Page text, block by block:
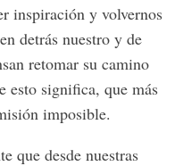
inspiración y volvernos
detrás nuestro y de
retomar su camino
esto significa, que más
imposible.
que desde nuestras